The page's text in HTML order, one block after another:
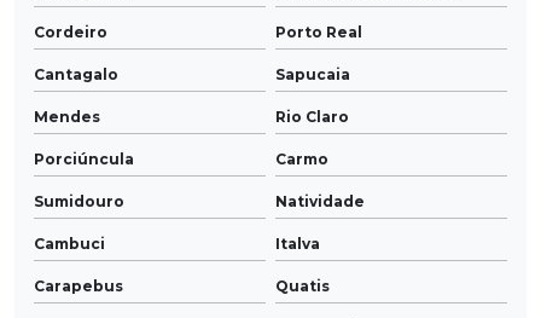
Cordeiro Porto Real
Cantagalo Sapucaia
Mendes Rio Claro
Porciúncula Carmo
Sumidouro Natividade
Cambuci Italva
Carapebus Quatis